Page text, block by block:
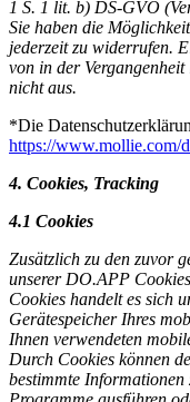
1 S. 1 lit. b) DS-GVO
Sie haben die
jederzeit zu widerrufen.
von in der
nicht aus.
*Die
https://www.mollie.com/
4. Cookies, Tracking
4.1 Cookies
Zusätzlich zu den zuvor
unserer DO.APP
Cookies handelt es sich
Gerätespeicher Ihres
Ihnen verwendeten
Durch Cookies können
bestimmte Informationen